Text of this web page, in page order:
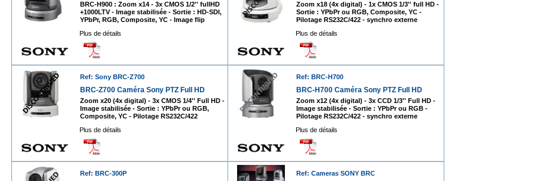
BRC-H900 : Zoom x14 - 3x CMOS 1/2'' fullHD
+1000LTV - Image stabilisée - Sortie : HD-SDI,
YPbPr, RGB, Composite, YC - Image flip
Plus de détails
Zoom x18 (4x digital) - 1x CMOS 1/3'' full HD -
Sortie : YPbPr ou RGB, Composite, YC -
Pilotage RS232C/422 - synchro externe
Plus de détails
Ref: Sony BRC-Z700
BRC-Z700 Caméra Sony PTZ Full HD
Zoom x20 (4x digital) - 3x CMOS 1/4'' Full HD -
Image stabilisée - Sortie : YPbPr ou RGB,
Composite, YC - Pilotage RS232C/422
Plus de détails
Ref: BRC-H700
BRC-H700 Caméra Sony PTZ Full HD
Zoom x12 (4x digital) - 3x CCD 1/3'' Full HD -
Image stabilisée - Sortie : YPbPr ou RGB -
Pilotage RS232C/422 - synchro externe
Plus de détails
Ref: BRC-300P Ref: Cameras SONY BRC